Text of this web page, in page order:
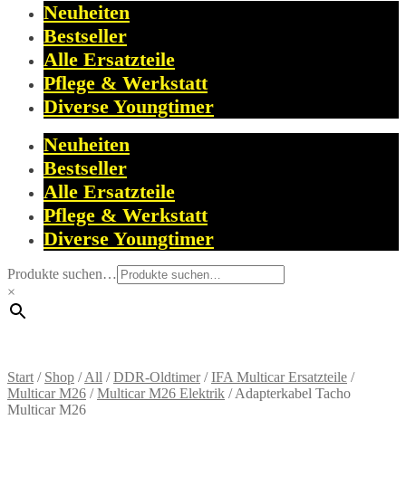
Neuheiten
Bestseller
Alle Ersatzteile
Pflege & Werkstatt
Diverse Youngtimer
Neuheiten
Bestseller
Alle Ersatzteile
Pflege & Werkstatt
Diverse Youngtimer
Produkte suchen…
×
Start / Shop /All /DDR-Oldtimer/IFA Multicar Ersatzteile /
Multicar M26 /Multicar M26 Elektrik /Adapterkabel Tacho
Multicar M26